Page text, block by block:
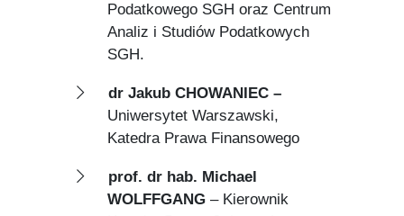
Podatkowego SGH oraz Centrum
Analiz i Studiów Podatkowych
SGH.
dr Jakub CHOWANIEC –
Uniwersytet Warszawski,
Katedra Prawa Finansowego
prof. dr hab. Michael
WOLFFGANG – Kierownik